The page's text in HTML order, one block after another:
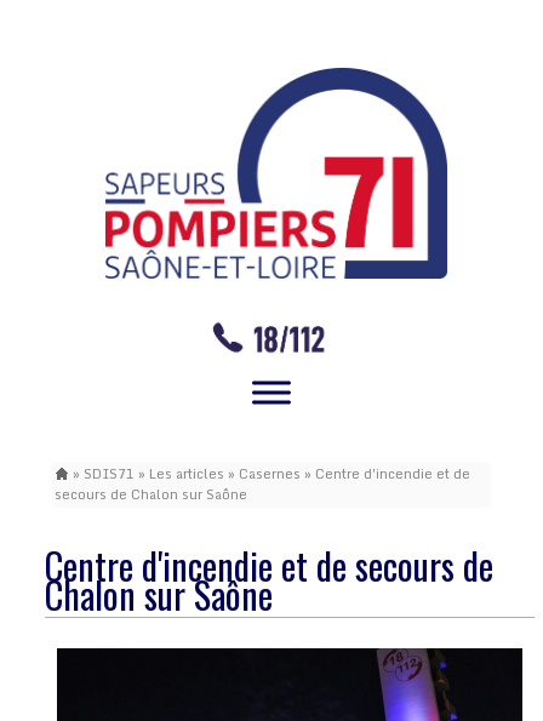
» SDIS71 » Les articles » Casernes » Centre d'incendie et de
secours de Chalon sur Saône
Centre d'incendie et de secours de
Chalon sur Saône